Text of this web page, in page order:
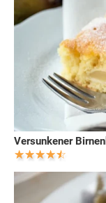
Versunkener